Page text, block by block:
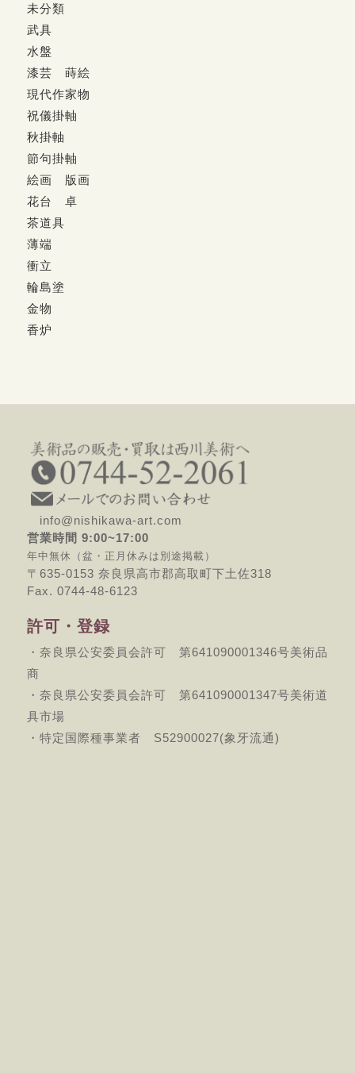
未分類
武具
水盤
漆芸 蒔絵
現代作家物
祝儀掛軸
秋掛軸
節句掛軸
絵画 版画
花台 卓
茶道具
薄端
衝立
輪島塗
金物
香炉
info@nishikawa-art.com
営業時間 9:00~17:00
年中無休（盆・正月休みは別途掲載）
〒635-0153 奈良県高市郡高取町下土佐318
Fax. 0744-48-6123
許可・登録
・奈良県公安委員会許可 第641090001346号美術品
商
・奈良県公安委員会許可 第641090001347号美術道
具市場
・特定国際種事業者 S52900027(象牙流通)